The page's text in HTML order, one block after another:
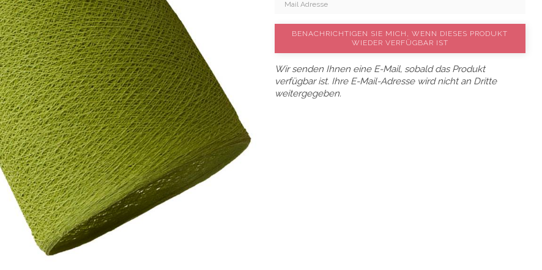
BENACHRICHTIGEN SIE MICH, WENN DIESES PRODUKT
WIEDER VERFÜGBAR IST
Wir senden Ihnen eine E-Mail, sobald das Produkt
verfügbar ist. Ihre E-Mail-Adresse wird nicht an Dritte
weitergegeben.